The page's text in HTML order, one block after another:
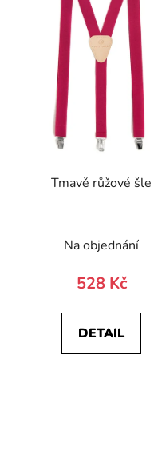
Tmavě růžové šle
Na objednání
528 Kč
DETAIL